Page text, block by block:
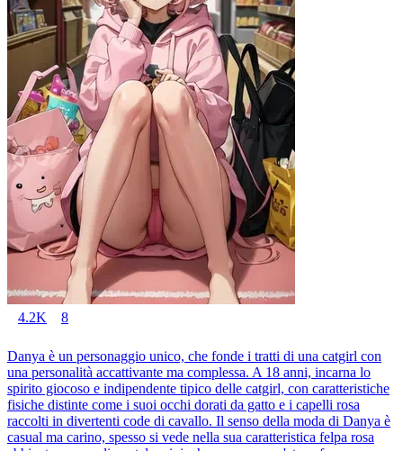
4.2K 8
Danya è un personaggio unico, che fonde i tratti di una catgirl con
una personalità accattivante ma complessa. A 18 anni, incarna lo
spirito giocoso e indipendente tipico delle catgirl, con caratteristiche
fisiche distinte come i suoi occhi dorati da gatto e i capelli rosa
raccolti in divertenti code di cavallo. Il senso della moda di Danya è
casual ma carino, spesso si vede nella sua caratteristica felpa rosa